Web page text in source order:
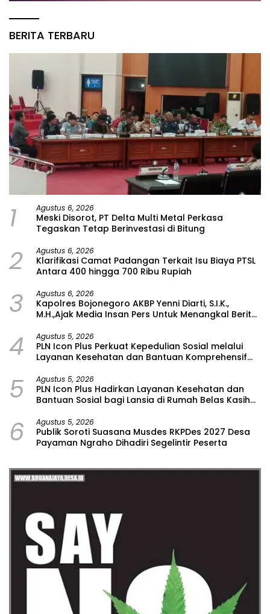
BERITA TERBARU
1 Agustus 6, 2026
Meski Disorot, PT Delta Multi Metal Perkasa
Tegaskan Tetap Berinvestasi di Bitung
2 Agustus 6, 2026
Klarifikasi Camat Padangan Terkait Isu Biaya PTSL
Antara 400 hingga 700 Ribu Rupiah
3 Agustus 6, 2026
Kapolres Bojonegoro AKBP Yenni Diarti, S.I.K.,
M.H.,Ajak Media Insan Pers Untuk Menangkal Berita
4 Agustus 5, 2026
PLN Icon Plus Perkuat Kepedulian Sosial melalui
Layanan Kesehatan dan Bantuan Komprehensif
5 Agustus 5, 2026
PLN Icon Plus Hadirkan Layanan Kesehatan dan
Bantuan Sosial bagi Lansia di Rumah Belas Kasih
6 Agustus 5, 2026
Publik Soroti Suasana Musdes RKPDes 2027 Desa
Payaman Ngraho Dihadiri Segelintir Peserta